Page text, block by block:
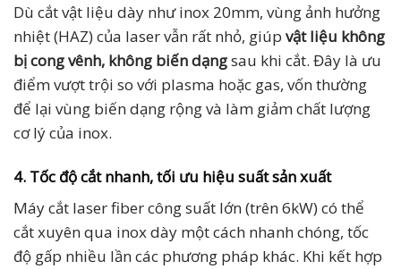
Dù cắt vật liệu dày như inox 20mm, vùng ảnh hưởng
nhiệt (HAZ) của laser vẫn rất nhỏ, giúp vật liệu không
bị cong vênh, không biến dạngsau khi cắt. Đây là ưu
điểm vượt trội so với plasma hoặc gas, vốn thường
để lại vùng biến dạng rộng và làm giảm chất lượng
cơ lý của inox.
4. Tốc độ cắt nhanh, tối ưu hiệu suất sản xuất
Máy cắt laser fiber công suất lớn (trên 6kW) có thể
cắt xuyên qua inox dày một cách nhanh chóng, tốc
độ gấp nhiều lần các phương pháp khác. Khi kết hợp